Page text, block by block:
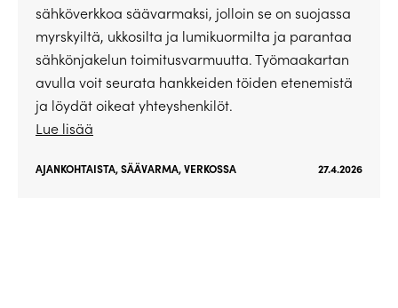
sähköverkkoa säävarmaksi, jolloin se on suojassa
myrskyiltä, ukkosilta ja lumikuormilta ja parantaa
sähkönjakelun toimitusvarmuutta. Työmaakartan
avulla voit seurata hankkeiden töiden etenemistä
ja löydät oikeat yhteyshenkilöt.
Lue lisää
AJANKOHTAISTA,SÄÄVARMA,VERKOSSA 27.4.2026